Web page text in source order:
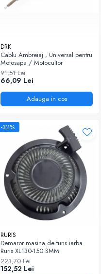
DRK
Cablu Ambreiaj , Universal pentru
Motosapa / Motocultor
91,51 Lei
66,09 Lei
Adauga in cos
-32%
RURIS
Demaror masina de tuns iarba
Ruris XL130-150 SMM
223,70 Lei
152,52 Lei